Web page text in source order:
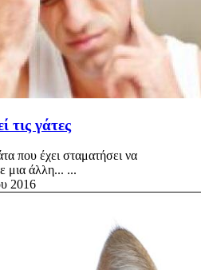
τις γάτες
που έχει σταματήσει να
μια άλλη... ...
2016